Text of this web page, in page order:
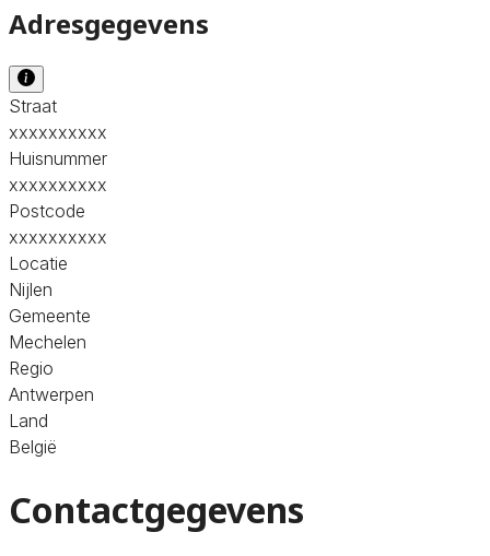
Adresgegevens
Straat
xxxxxxxxxx
Huisnummer
xxxxxxxxxx
Postcode
xxxxxxxxxx
Locatie
Nijlen
Gemeente
Mechelen
Regio
Antwerpen
Land
België
Contactgegevens